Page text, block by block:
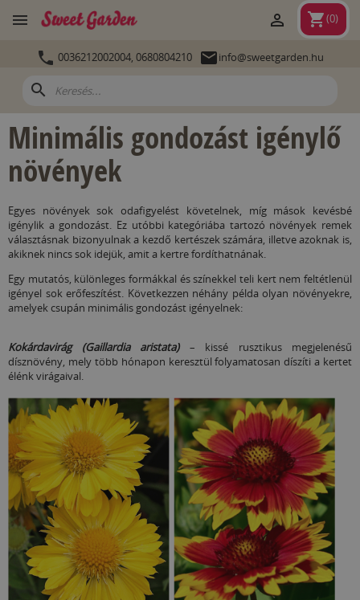
 shopping_cart(0)

 0036212002004, 0680804210 info@sweetgarden.hu
search
Minimális gondozást igénylő
növények
Egyes növények sok odafigyelést követelnek, míg mások kevésbé
igénylik a gondozást. Ez utóbbi kategóriába tartozó növények remek
választásnak bizonyulnak a kezdő kertészek számára, illetve azoknak is,
akiknek nincs sok idejük, amit a kertre fordíthatnának.
Egy mutatós, különleges formákkal és színekkel teli kert nem feltétlenül
igényel sok erőfeszítést. Következzen néhány példa olyan növényekre,
amelyek csupán minimális gondozást igényelnek:
Kokárdavirág (Gaillardia aristata) – kissé rusztikus megjelenésű
dísznövény, mely több hónapon keresztül folyamatosan díszíti a kertet
élénk virágaival.